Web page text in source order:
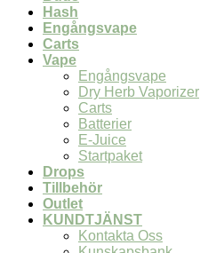
Hash
Engångsvape
Carts
Vape
Engångsvape
Dry Herb Vaporizer
Carts
Batterier
E-Juice
Startpaket
Drops
Tillbehör
Outlet
KUNDTJÄNST
Kontakta Oss